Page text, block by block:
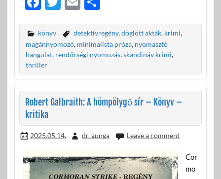
e
b
o
o
k
itt
er
ail za
m
g
könyv detektívregény,döglött akták, krimi,
magánnyomozó, minimalista próza, nyomasztó
hangulat, rendőrségi nyomozás,skandináv krimi,
thriller
Robert Galbraith: A hömpölygő sír – Könyv –
kritika
2025.05.14. dr. gunga Leave a comment
Cor
mo